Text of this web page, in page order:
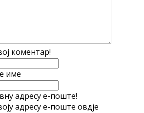
коментар!
име
адресу е-поште!
адресу е-поште овдје